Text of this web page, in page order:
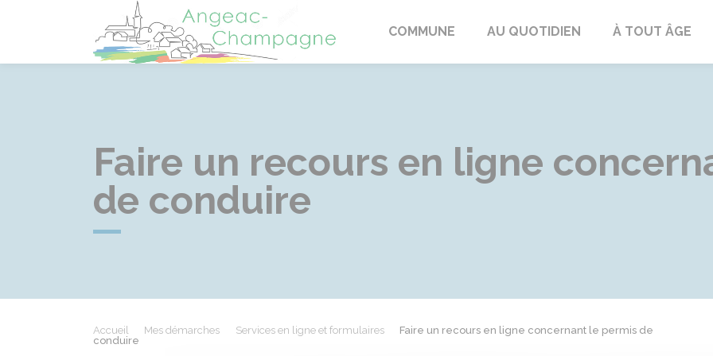
Angeac-Champagne
COMMUNE AU QUOTIDIEN À TOUT ÂGE
Faire un recours en ligne
de conduire
Accueil Mes démarches Services en ligne et formulaires
Faire un recours en ligne concernant le permis de
conduire